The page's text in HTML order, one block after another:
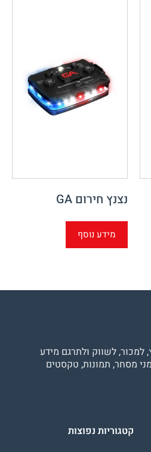
נצנץ חירום GA
מידע נוסף
לשווק ולתרגם מידע
מסחר, תמונות, טקסטים
קטגוריות נפוצות